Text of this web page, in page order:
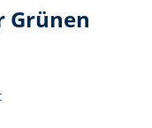
Grünen